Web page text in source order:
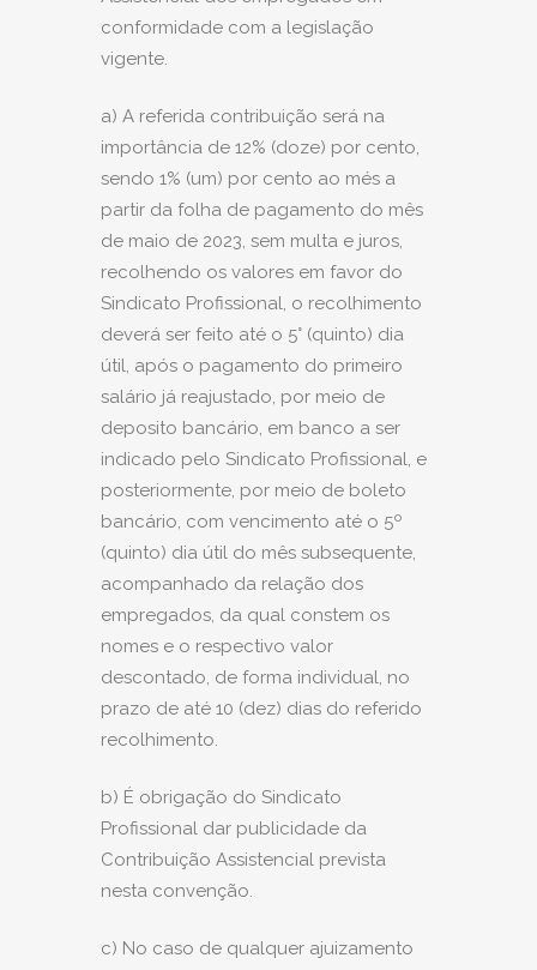
conformidade com a legislação
vigente.
a) A referida contribuição será na
importância de 12% (doze) por cento,
sendo 1% (um) por cento ao més a
partir da folha de pagamento do mês
de maio de 2023, sem multa e juros,
recolhendo os valores em favor do
Sindicato Profissional, o recolhimento
deverá ser feito até o 5° (quinto) dia
útil, após o pagamento do primeiro
salário já reajustado, por meio de
deposito bancário, em banco a ser
indicado pelo Sindicato Profissional, e
posteriormente, por meio de boleto
bancário, com vencimento até o 5º
(quinto) dia útil do mês subsequente,
acompanhado da relação dos
empregados, da qual constem os
nomes e o respectivo valor
descontado, de forma individual, no
prazo de até 10 (dez) dias do referido
recolhimento.
b) É obrigação do Sindicato
Profissional dar publicidade da
Contribuição Assistencial prevista
nesta convenção.
c) No caso de qualquer ajuizamento